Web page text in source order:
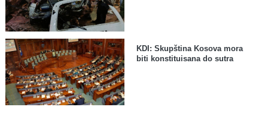
KDI: Skupština Kosova mora
biti konstituisana do sutra